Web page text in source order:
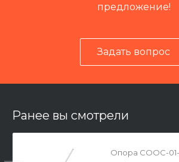
предложение!
Задать вопрос
Ранее вы смотрели
Опора СООС-